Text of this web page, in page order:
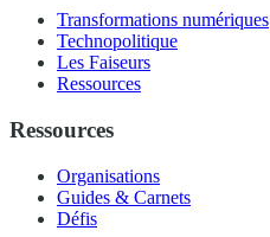
Transformations numériques
Technopolitique
Les Faiseurs
Ressources
Ressources
Organisations
Guides & Carnets
Défis